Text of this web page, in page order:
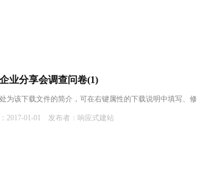
业分享会调查问卷(1)
为该下载文件的简介，可在右键属性的下载说明中填写、
2017-01-01 发布者：响应式建站